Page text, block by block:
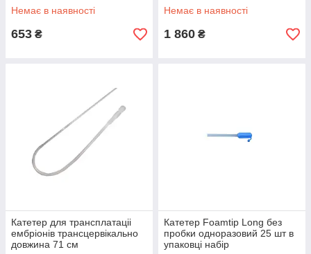
Немає в наявності
653 ₴
Немає в наявності
1 860 ₴
Катетер для трансплатаціі
ембріонів трансцервікально
довжина 71 см
Катетер Foamtip Long без
пробки одноразовий 25 шт в
упаковці набір